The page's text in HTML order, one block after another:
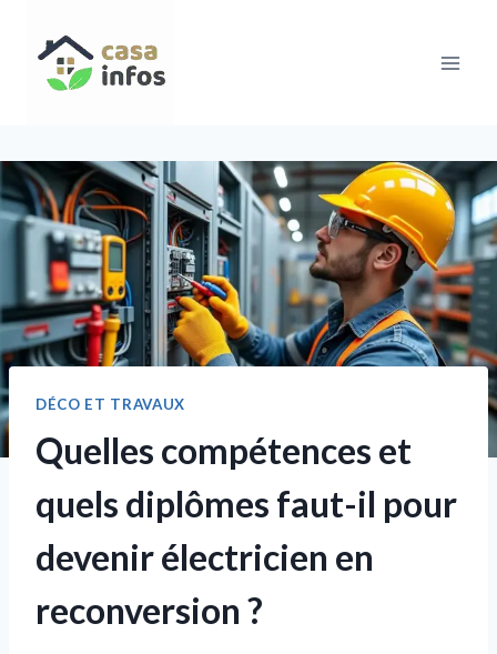
contenu
DÉCO ET TRAVAUX
Quelles compétences et
quels diplômes faut-il pour
devenir électricien en
reconversion ?